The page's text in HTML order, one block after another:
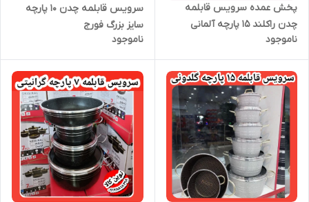
پخش عمده سرویس قابلمه
چدن راکلند ۱۵ پارچه آلمانی
ناموجود
سرویس قابلمه چدن ۱۰ پارچه
سایز بزرگ فورج
ناموجود